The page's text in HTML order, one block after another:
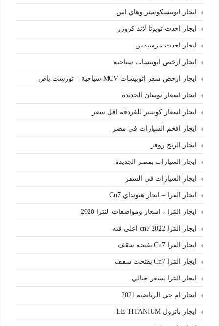
ايجار اتوبيسكوستر وهاي اس
ايجار احدث تويوتا لاند كروزر
ايجار احدث مرسيدس
ايجار ارخص اتوبيسات سياحية
ايجار ارخص سعر اتوبيسات MCV سياحية – تورست باص
ايجار اسعار توسان الجديدة
ايجار اسعار كوستر للغردقة اقل سعر
ايجار افخم السيارات في مصر
ايجار الرنج روفر
ايجار السيارات بمصر الجديدة
ايجار السيارات في السفر
ايجار النترا – ايجار هيونداي Cn7
ايجار النترا ، اسعار ومواصفات النترا 2020
ايجار النترا cn7 2022 اعلي فئه
ايجار النترا Cn7 بفتحة سقف
ايجار النترا Cn7 بفتحت سقف
ايجار النترا بسعر خيالي
ايجار ام جي الرياضيه 2021
ايجار باترول LE TITANIUM